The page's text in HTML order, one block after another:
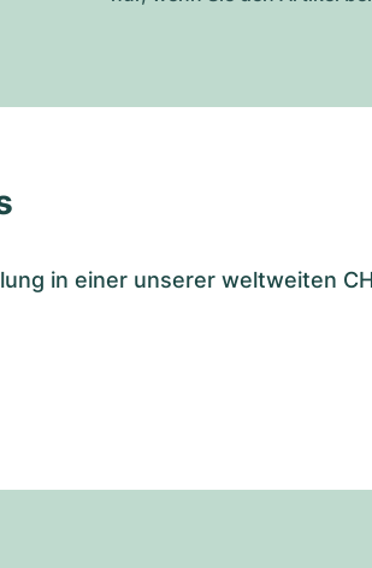
in einer unserer weltweiten